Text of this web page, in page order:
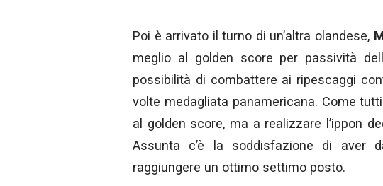
Poi è arrivato il turno di un’altra olandese,
meglio al golden score per passività
possibilità di combattere ai ripescaggi
volte medagliata panamericana. Come
al golden score, ma a realizzare l’ippon
Assunta c’è la soddisfazione di aver
raggiungere un ottimo settimo posto.